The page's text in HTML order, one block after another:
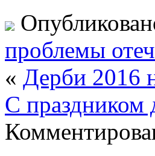
проблемы
« Дерби 2016
С праздником